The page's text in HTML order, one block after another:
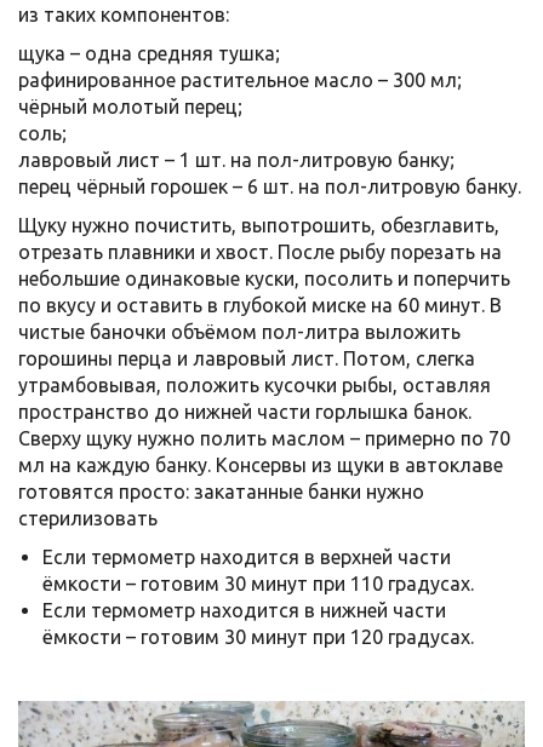
из таких компонентов:
щука – одна средняя тушка;
рафинированное растительное масло – 300 мл;
чёрный молотый перец;
соль;
лавровый лист – 1 шт. на пол-литровую банку;
перец чёрный горошек – 6 шт. на пол-литровую банку.
Щуку нужно почистить, выпотрошить, обезглавить,
отрезать плавники и хвост. После рыбу порезать на
небольшие одинаковые куски, посолить и поперчить
по вкусу и оставить в глубокой миске на 60 минут. В
чистые баночки объёмом пол-литра выложить
горошины перца и лавровый лист. Потом, слегка
утрамбовывая, положить кусочки рыбы, оставляя
пространство до нижней части горлышка банок.
Сверху щуку нужно полить маслом – примерно по 70
мл на каждую банку. Консервы из щуки в автоклаве
готовятся просто: закатанные банки нужно
стерилизовать
Если термометр находится в верхней части
ёмкости – готовим 30 минут при 110 градусах.
Если термометр находится в нижней части
ёмкости – готовим 30 минут при 120 градусах.